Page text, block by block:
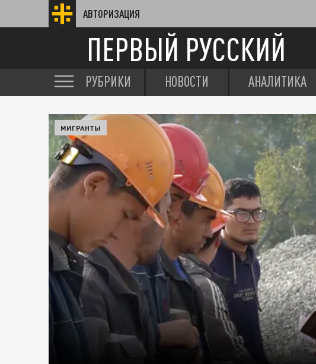
АВТОРИЗАЦИЯ
ПЕРВЫЙ РУССКИЙ
РУБРИКИ НОВОСТИ АНАЛИТИКА
МИГРАНТЫ